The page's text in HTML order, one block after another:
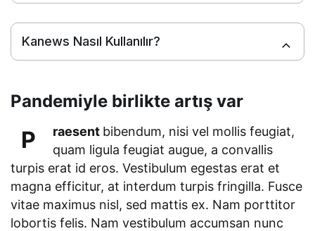
Kanews Nasıl Kullanılır?
Pandemiyle birlikte artış var
P raesent bibendum, nisi vel mollis feugiat,
quam ligula feugiat augue, a convallis
turpis erat id eros. Vestibulum egestas erat et
magna efficitur, at interdum turpis fringilla. Fusce
vitae maximus nisl, sed mattis ex. Nam porttitor
lobortis felis. Nam vestibulum accumsan nunc